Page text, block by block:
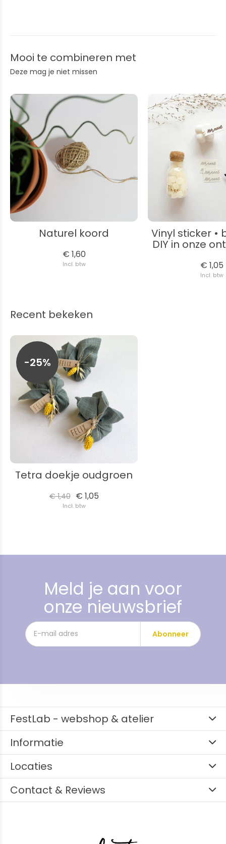
Mooi te combineren met
Deze mag je niet missen
Naturel koord
€ 1,60
Incl. btw
Vinyl sticker •
DIY in onze
€ 1,05
Incl. btw
Recent bekeken
-25%
Tetra doekje oudgroen
€ 1,40 € 1,05
Incl. btw
Meld je aan voor
onze nieuwsbrief
Abonneer
FestLab - webshop & atelier
Informatie
Locaties
Contact & Reviews